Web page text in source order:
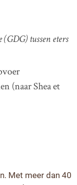
(GDG) tussen eters
(naar Shea et
Met meer dan 40